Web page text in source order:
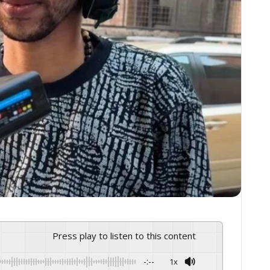
Press play to listen to this content
-:-- 1x